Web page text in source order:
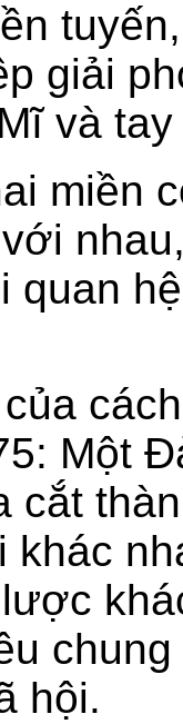
giải
và
miền
quan
Một
cắt
khác
hội.